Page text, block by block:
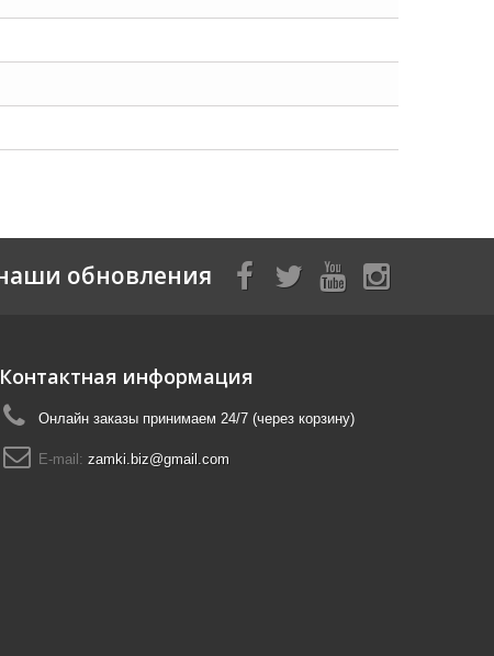
обновления
Контактная информация
Онлайн заказы принимаем 24/7 (через корзину)
E-mail: zamki.biz@gmail.com